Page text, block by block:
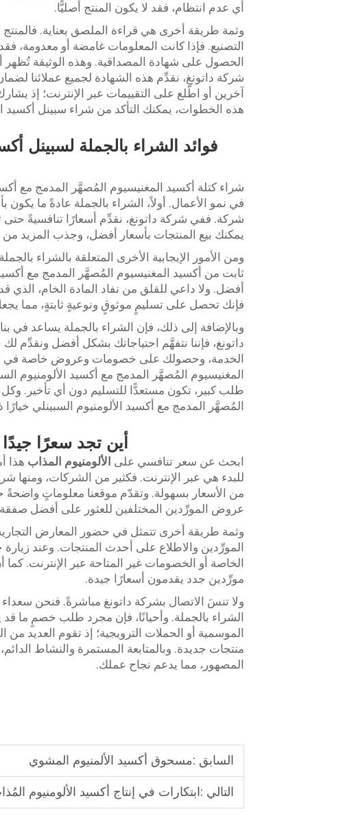
أي عدم انتظام، فقد لا يكون المنتج أصليًّا.
وثمة طريقة أخرى هي قراءة الملصق بعناية.
التصنيع. فإذا كانت المعلومات غامضة أو معدومة،
الحصول على شهادة المصداقية. وهذه الوثيقة تُظهر
شركة داتونغ، نقدِّم هذه الشهادة لجميع عملائنا
آخرين أو اطّلع على التقييمات عبر الإنترنت؛ إذ
هذه الخطوات، يمكنك التأكد من شراء سبينل أكسيد
فوائد الشراء بالجملة لسبينل
شراء كتلة أكسيد المغنيسيوم المُصهَّر المدمج مع
في نمو الأعمال. أولاً، الشراء بالجملة عادةً ما يكون
شركة. ففي شركة داتونغ، نقدِّم أسعارًا تنافسيةً
يمكنك بيع المنتجات بأسعار أفضل، وجذب المزيد من
ومن الأمور الإيجابية الأخرى المتعلقة بالشراء
ثابت من أكسيد المغنيسيوم المُصهَّر المدمج مع
أفضل. ولا داعي للقلق من نفاد المادة الخام، الذي
فإنك تحصل على تسليمٍ موثوقٍ ونوعيةٍ ثابتةٍ، مما
وبالإضافة إلى ذلك، فإن الشراء بالجملة يساعد
داتونغ، فإننا نتفهَّم احتياجاتك بشكل أفضل
الخدمة، وحصولك على خصومات وعروض خاصة في
المغنيسيوم المُصهَّر المدمج مع أكسيد الألومنيوم
طلب كبير، تكون مستعدًّا للتسليم دون أي تأخير.
المُصهَّر المدمج مع أكسيد الألومنيوم السبينلي خيارًا
أين تجد سعرًا
ابحث عن سعر تنافسي على الألومنيوم المذاب هذا
للبدء هي عبر الإنترنت. فكثير من الشركات، ومنها
من الأسعار بسهولة. وتقدّم موقعنا معلوماتٍ واضحةً
عروض المورِّدين المختلفين للعثور على أفضل
وثمة طريقة أخرى تتمثل في حضور المعارض
المورِّدين والاطلاع على أحدث المنتجات. وعند
الخاصة أو الخصومات غير المتاحة عبر الإنترنت.
مورِّدين جدد يقدمون أسعارًا جيدة.
ولا تنسَ الاتصال بشركة داتونغ مباشرةً. فنحن
الشراء بالجملة. وأحيانًا، فإن مجرد طلب خصمٍ ما
الموسمية أو الحملات الترويجية؛ إذ تقوم العديد
منتجات جديدة. وبالمتابعة المستمرة والنشاط
المصهور، مما يدعم نجاح عملك.
السابق :مسحوق أكسيد الألمنيوم المشوي
التالي :ابتكارات في إنتاج أكسيد الألومنيوم